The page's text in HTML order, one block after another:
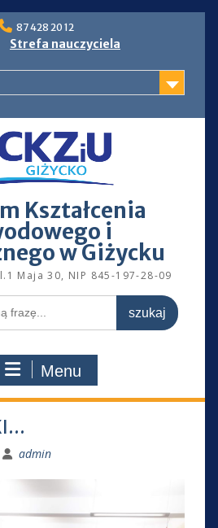
87 428 20 12
Strefa nauczyciela
Kształcenia
i
w Giżycku
Maja 30, NIP 845-197-28-09
Menu
admin